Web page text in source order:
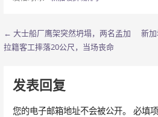
文
导
航
← 大士船厂鹰架突然坍塌，两名孟加
拉籍客工摔落20公尺，当场丧命
新
发表回复
您的电子邮箱地址不会被公开。 必填